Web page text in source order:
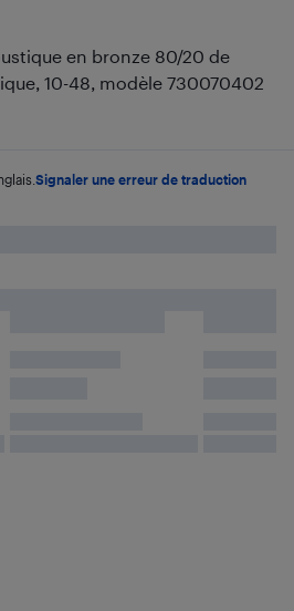
en bronze 80/20 de
10-48, modèle 730070402
Signaler une erreur de traduction